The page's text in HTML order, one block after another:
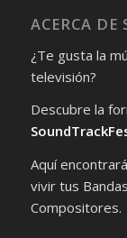
ACERCA DE
¿Te gusta la
televisión?
Descubre la
Aquí
vivir tus
Compositores.